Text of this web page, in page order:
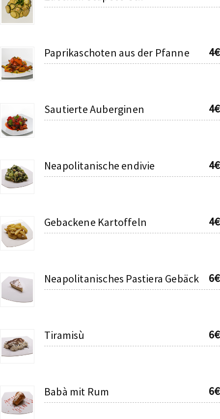
Paprikaschoten aus der Pfanne 4€
Sautierte Auberginen 4€
Neapolitanische endivie 4€
Gebackene Kartoffeln 4€
Neapolitanisches Pastiera Gebäck 6€
Tiramisù 6€
Babà mit Rum 6€